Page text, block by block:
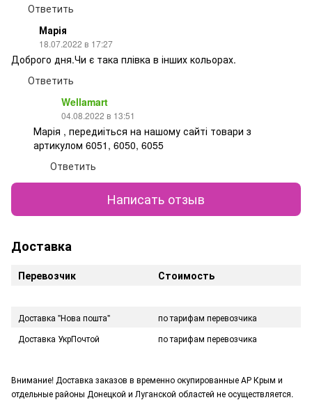
Ответить
Марія
18.07.2022 в 17:27
Доброго дня.Чи є така плівка в інших кольорах.
Ответить
Wellamart
04.08.2022 в 13:51
Марія , передиіться на нашому сайті товари з
артикулом 6051, 6050, 6055
Ответить
Написать отзыв
Доставка
Перевозчик Стоимость
Доставка "Нова пошта"
по тарифам перевозчика
Доставка УкрПочтой
по тарифам перевозчика
Внимание! Доставка заказов в временно окупированные АР Крым и
отдельные районы Донецкой и Луганской областей не осуществляется.